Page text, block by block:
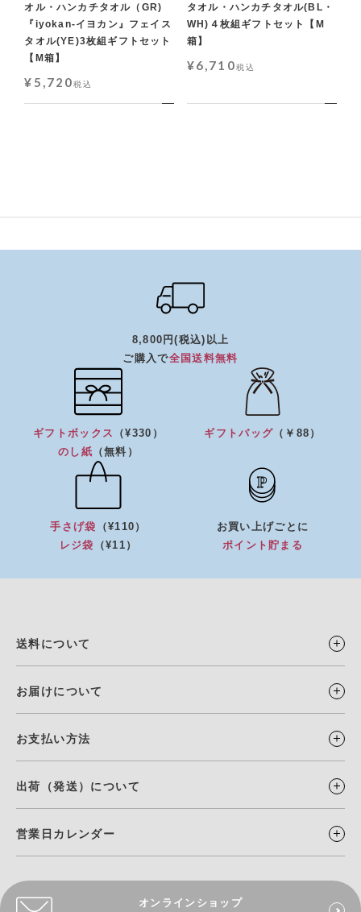
オル・ハンカチタオル（GR)
『iyokan-イヨカン』フェイス
タオル(YE)3枚組ギフトセット
【M箱】
¥ 5,720税込
タオル・ハンカチタオル(BL・
WH)４枚組ギフトセット【M
箱】
¥6,710税込
8,800円(税込)以上
ご購入で全国送料無料
ギフトボックス
（¥330）
のし紙 （無料）
ギフトバッグ （￥88）
手さげ袋
（¥110）
レジ袋
（¥11）
お買い上げごとに
ポイント貯まる
送料について
お届けについて
お支払い方法
出荷（発送）について
営業日カレンダー
オンラインショップ